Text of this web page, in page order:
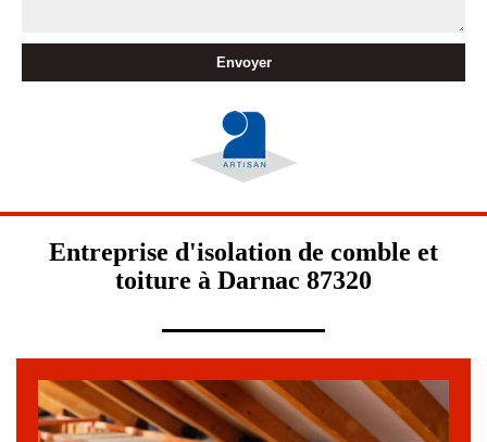
Entreprise d'isolation de comble et
toiture à Darnac 87320